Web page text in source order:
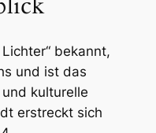
bekannt,
und ist das
kulturelle
erstreckt sich